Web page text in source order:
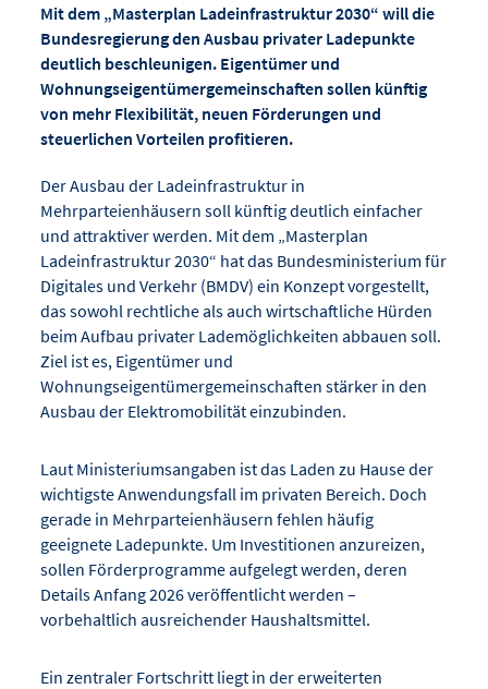
Mit dem „Masterplan Ladeinfrastruktur 2030“ will die
Bundesregierung den Ausbau privater Ladepunkte
deutlich beschleunigen. Eigentümer und
Wohnungseigentümergemeinschaften sollen künftig
von mehr Flexibilität, neuen Förderungen und
steuerlichen Vorteilen profitieren.
Der Ausbau der Ladeinfrastruktur in
Mehrparteienhäusern soll künftig deutlich einfacher
und attraktiver werden. Mit dem „Masterplan
Ladeinfrastruktur 2030“ hat das Bundesministerium für
Digitales und Verkehr (BMDV) ein Konzept vorgestellt,
das sowohl rechtliche als auch wirtschaftliche Hürden
beim Aufbau privater Lademöglichkeiten abbauen soll.
Ziel ist es, Eigentümer und
Wohnungseigentümergemeinschaften stärker in den
Ausbau der Elektromobilität einzubinden.
Laut Ministeriumsangaben ist das Laden zu Hause der
wichtigste Anwendungsfall im privaten Bereich. Doch
gerade in Mehrparteienhäusern fehlen häufig
geeignete Ladepunkte. Um Investitionen anzureizen,
sollen Förderprogramme aufgelegt werden, deren
Details Anfang 2026 veröffentlicht werden –
vorbehaltlich ausreichender Haushaltsmittel.
Ein zentraler Fortschritt liegt in der erweiterten